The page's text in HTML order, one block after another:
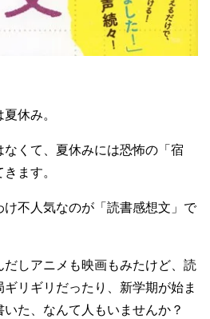
休み。
くて、夏休みには恐怖の「宿
ます。
不人気なのが「読書感想文」で
しアニメも映画もみたけど、読
リギリだったり、新学期が始ま
た、なんて人もいませんか？